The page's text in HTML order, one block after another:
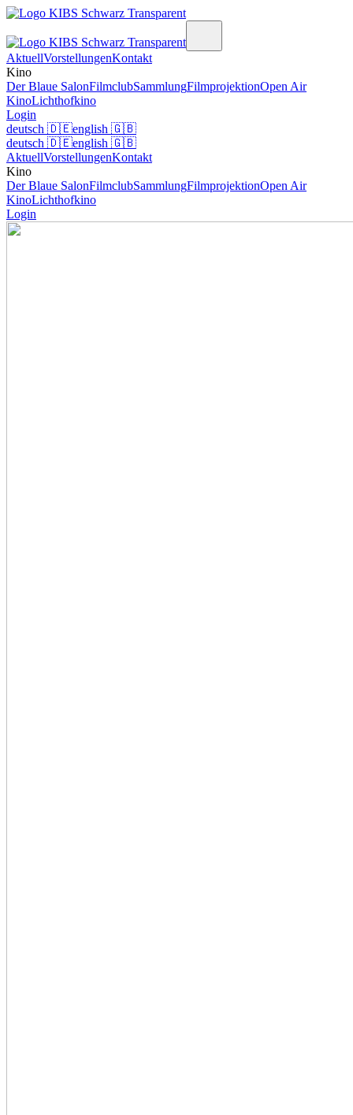
AktuellVorstellungenKontakt
Kino
Der Blaue SalonFilmclubSammlungFilmprojektionOpen Air
KinoLichthofkino
Login
deutsch 🇩🇪english 🇬🇧
deutsch 🇩🇪english 🇬🇧
AktuellVorstellungenKontakt
Kino
Der Blaue SalonFilmclubSammlungFilmprojektionOpen Air
KinoLichthofkino
Login